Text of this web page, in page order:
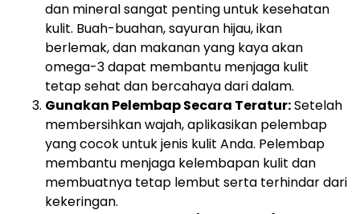
dan mineral sangat penting untuk kesehatan
kulit. Buah-buahan, sayuran hijau, ikan
berlemak, dan makanan yang kaya akan
omega-3 dapat membantu menjaga kulit
tetap sehat dan bercahaya dari dalam.
Gunakan Pelembap Secara Teratur:Setelah
membersihkan wajah, aplikasikan pelembap
yang cocok untuk jenis kulit Anda. Pelembap
membantu menjaga kelembapan kulit dan
membuatnya tetap lembut serta terhindar dari
kekeringan.